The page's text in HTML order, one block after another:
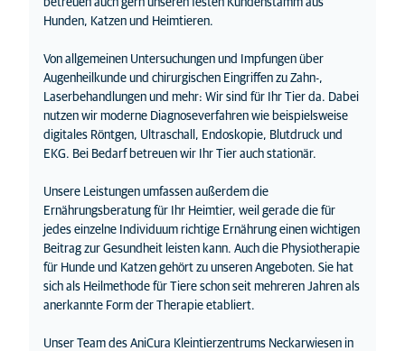
betreuen auch gern unseren festen Kundenstamm aus
Hunden, Katzen und Heimtieren.
Von allgemeinen Untersuchungen und Impfungen über
Augenheilkunde und chirurgischen Eingriffen zu Zahn-,
Laserbehandlungen und mehr: Wir sind für Ihr Tier da. Dabei
nutzen wir moderne Diagnoseverfahren wie beispielsweise
digitales Röntgen, Ultraschall, Endoskopie, Blutdruck und
EKG. Bei Bedarf betreuen wir Ihr Tier auch stationär.
Unsere Leistungen umfassen außerdem die
Ernährungsberatung für Ihr Heimtier, weil gerade die für
jedes einzelne Individuum richtige Ernährung einen wichtigen
Beitrag zur Gesundheit leisten kann. Auch die Physiotherapie
für Hunde und Katzen gehört zu unseren Angeboten. Sie hat
sich als Heilmethode für Tiere schon seit mehreren Jahren als
anerkannte Form der Therapie etabliert.
Unser Team des AniCura Kleintierzentrums Neckarwiesen in